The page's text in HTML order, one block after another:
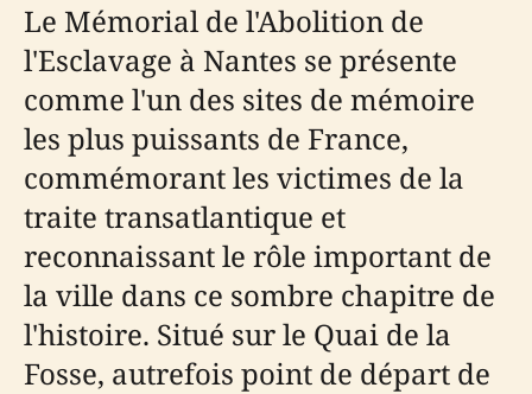
Le Mémorial de l'Abolition de
l'Esclavage à Nantes se présente
comme l'un des sites de mémoire
les plus puissants de France,
commémorant les victimes de la
traite transatlantique et
reconnaissant le rôle important de
la ville dans ce sombre chapitre de
l'histoire. Situé sur le Quai de la
Fosse, autrefois point de départ de